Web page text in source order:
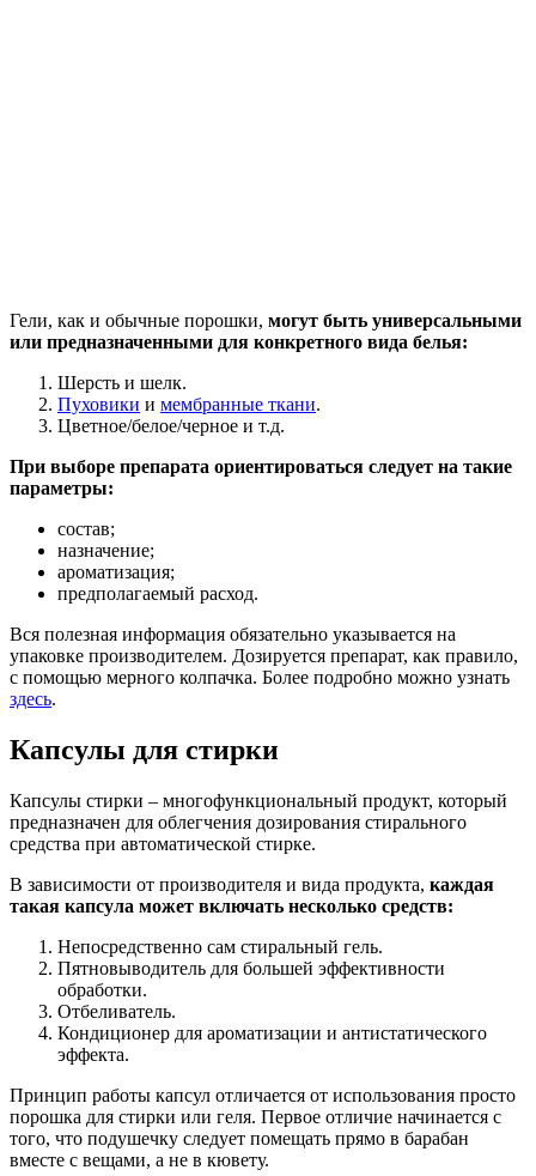
Гели, как и обычные порошки, могут быть универсальными
или предназначенными для конкретного вида белья:
Шерсть и шелк.
Пуховики и мембранные ткани.
Цветное/белое/черное и т.д.
При выборе препарата ориентироваться следует на такие
параметры:
состав;
назначение;
ароматизация;
предполагаемый расход.
Вся полезная информация обязательно указывается на
упаковке производителем. Дозируется препарат, как правило,
с помощью мерного колпачка. Более подробно можно узнать
здесь.
Капсулы для стирки
Капсулы стирки – многофункциональный продукт, который
предназначен для облегчения дозирования стирального
средства при автоматической стирке.
В зависимости от производителя и вида продукта, каждая
такая капсула может включать несколько средств:
Непосредственно сам стиральный гель.
Пятновыводитель для большей эффективности
обработки.
Отбеливатель.
Кондиционер для ароматизации и антистатического
эффекта.
Принцип работы капсул отличается от использования просто
порошка для стирки или геля. Первое отличие начинается с
того, что подушечку следует помещать прямо в барабан
вместе с вещами, а не в кювету.